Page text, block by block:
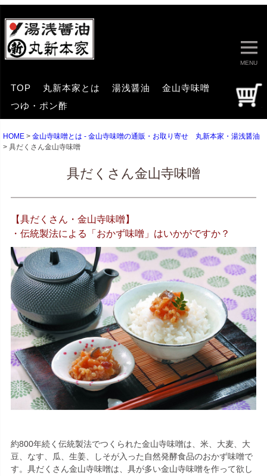
MENU
TOP 丸新本家とは 湯浅醤油
金山寺味噌
つゆ・ポン酢
HOME
金山寺味噌とは - 金山寺味噌の通販・お取り寄せ 丸新本家・湯浅醤油
具だくさん金山寺味噌
具だくさん金山寺味噌
【具だくさん・金山寺味噌】
・伝統製法による「おかず味噌」はいかがですか？
約800年続く伝統製法でつくられた金山寺味噌は、米、大麦、大
豆、なす、瓜、生姜、しそが入った自然発酵食品のおかず味噌で
す。具だくさん金山寺味噌は、具が多い金山寺味噌を作って欲し